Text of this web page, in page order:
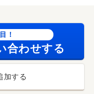
！
合わせする
加する